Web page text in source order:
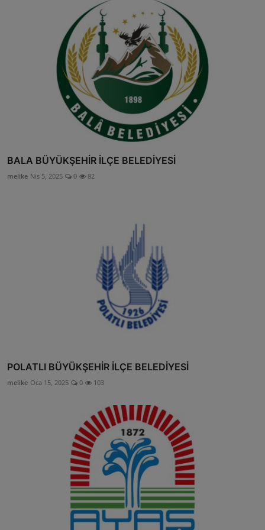
BALA BÜYÜKŞEHİR İLÇE BELEDİYESİ
melike Nis 5, 2025 0 82
POLATLI BÜYÜKŞEHİR İLÇE BELEDİYESİ
melike Oca 15, 2025 0 103